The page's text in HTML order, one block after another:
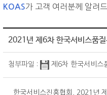
KOAS가 고객 여러분께 알려
2021년 제6차 한국서비스품
첨부파일 : 제6차 한국서비스
한국서비스진흥협회, 2021년